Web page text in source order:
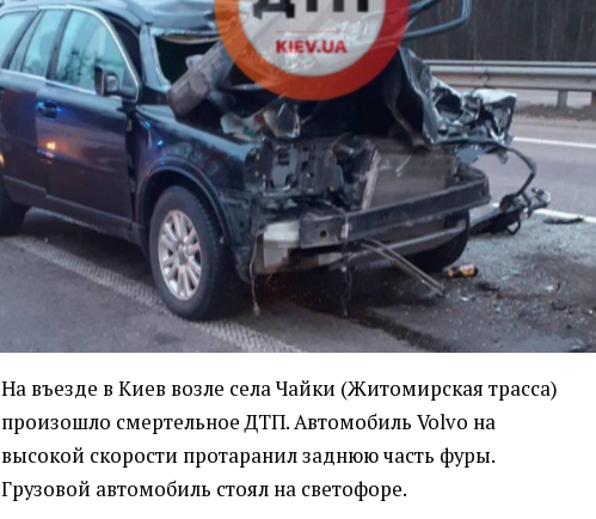
На въезде в Киев возле села Чайки (Житомирская трасса)
произошло смертельное ДТП. Автомобиль Volvo на
высокой скорости протаранил заднюю часть фуры.
Грузовой автомобиль стоял на светофоре.